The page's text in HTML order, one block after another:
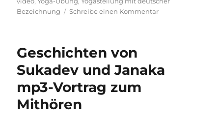
Bezeichnung
Schreibe einen Kommentarzu
Unterschenkel
Geschichten von
Sukadev und Janaka
mp3-Vortrag zum
Mithören